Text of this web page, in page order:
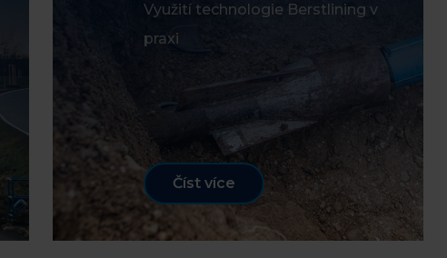
Využití technologie Berstlining v
praxi
Číst více